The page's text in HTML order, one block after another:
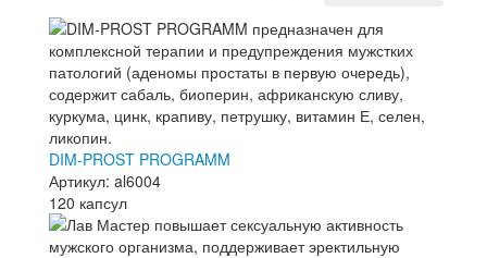
DIM-PROST PROGRAMM
Артикул: al6004
120 капсул